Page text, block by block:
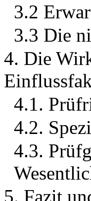
3.2
3.3 Die
4. Die
4.1.
4.2.
4.3.
5. Fazit